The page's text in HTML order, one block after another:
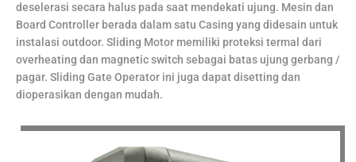
deselerasi secara halus pada saat mendekati ujung. Mesin dan
Board Controller berada dalam satu Casing yang didesain untuk
instalasi outdoor. Sliding Motor memiliki proteksi termal dari
overheating dan magnetic switch sebagai batas ujung gerbang /
pagar. Sliding Gate Operator ini juga dapat disetting dan
dioperasikan dengan mudah.